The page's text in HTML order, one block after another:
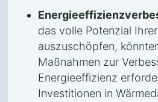
das volle Potenzial
auszuschöpfen,
Maßnahmen zur
Energieeffizienz
Investitionen in